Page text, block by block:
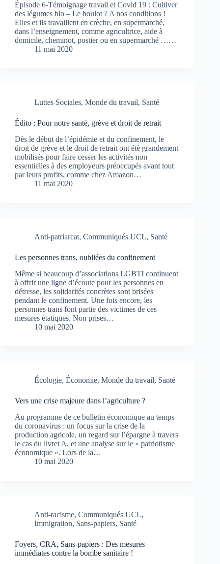
Épisode 6-Témoignage travail et Covid 19 : Cultiver
des légumes bio – Le boulot ? A nos conditions !
Elles et ils travaillent en crèche, en supermarché,
dans l’enseignement, comme agricultrice, aide à
domicile, cheminot, postier ou en supermarché ……
11 mai 2020
Luttes Sociales, Monde du travail, Santé
Édito : Pour notre santé, grève et droit de retrait
Dès le début de l’épidémie et du confinement, le
droit de grève et le droit de retrait ont été grandement
mobilisés pour faire cesser les activités non
essentielles à des employeurs préoccupés avant tout
par leurs profits, comme chez Amazon…
11 mai 2020
Anti-patriarcat, Communiqués UCL, Santé
Les personnes trans, oubliées du confinement
Même si beaucoup d’associations LGBTI continuent
à offrir une ligne d’écoute pour les personnes en
détresse, les solidarités concrètes sont brisées
pendant le confinement. Une fois encore, les
personnes trans font partie des victimes de ces
mesures étatiques. Non prises…
10 mai 2020
Écologie, Économie, Monde du travail, Santé
Vers une crise majeure dans l’agriculture ?
Au programme de ce bulletin économique au temps
du coronavirus : un focus sur la crise de la
production agricole, un regard sur l’épargne à travers
le cas du livret A, et une analyse sur le « patriotisme
économique ». Lors de la…
10 mai 2020
Anti-racisme, Communiqués UCL,
Immigration, Sans-papiers, Santé
Foyers, CRA, Sans-papiers : Des mesures
immédiates contre la bombe sanitaire !